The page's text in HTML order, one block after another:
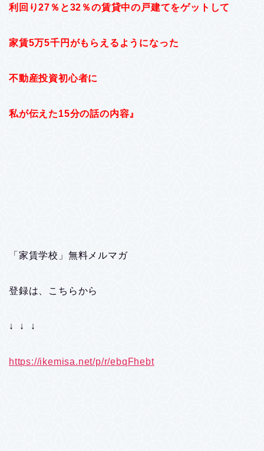
利回り27％と32％の賃貸中の戸建てをゲットして
家賃5万5千円がもらえるようになった
不動産投資初心者に
私が伝えた15分の話の内容』
「家賃学校」無料メルマガ
登録は、こちらから
↓ ↓ ↓
https://ikemisa.net/p/r/ebqFhebt